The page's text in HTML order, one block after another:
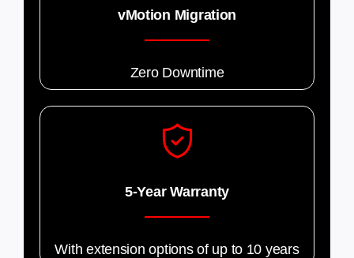
vMotion Migration
Zero Downtime
5-Year Warranty
With extension options of up to 10 years